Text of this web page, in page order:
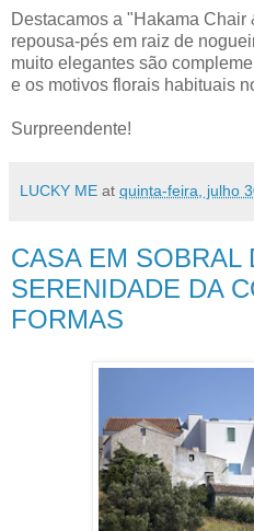
Destacamos a "Hakama Chair
repousa-pés em raiz de
muito elegantes são
e os motivos florais habituais
Surpreendente!
LUCKY ME at quinta-feira, julho
CASA EM SOBRAL
SERENIDADE DA
FORMAS